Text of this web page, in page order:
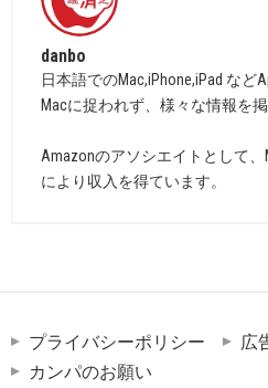
danbo
日本語でのMac,iPhone,iPad など
Macに捉われず、様々な情報を
Amazonのアソシエイトとして
により収入を得ています。
プライバシーポリシー
広
カンパのお願い